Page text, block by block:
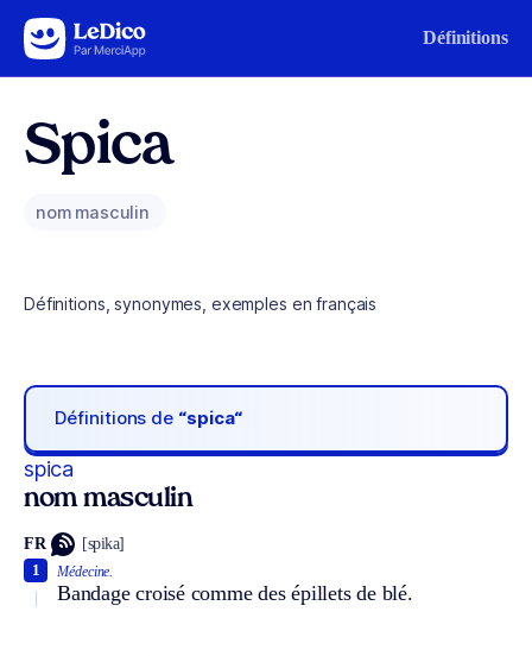
Aller au contenu Définitions
Spica
nom masculin
Définitions, synonymes, exemples en français
Définitions de “spica“
spica
nom masculin
FR [spika]
Médecine.
Bandage croisé comme des épillets de blé.
1